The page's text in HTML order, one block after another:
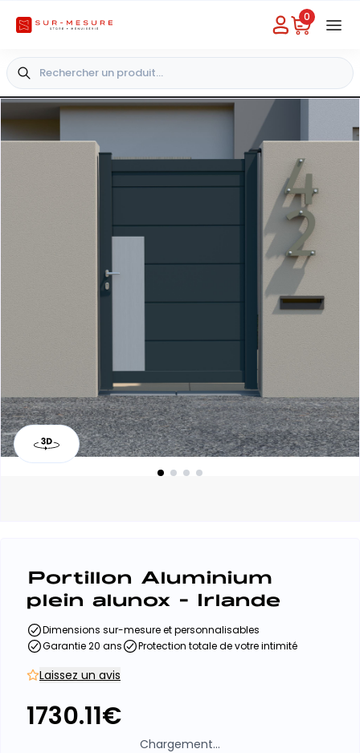
Besoin d'aide
0
Portillon Aluminium
plein alunox - Irlande
Dimensions sur-mesure et personnalisables
Garantie 20 ans
Protection totale de votre intimité
Laissez un avis
1730.11€
Chargement...